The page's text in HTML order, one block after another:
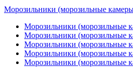
Морозильники (морозильные
Морозильники (морозильные
Морозильники (морозильные
Морозильники (морозильные
Морозильники (морозильные
Морозильники (морозильные